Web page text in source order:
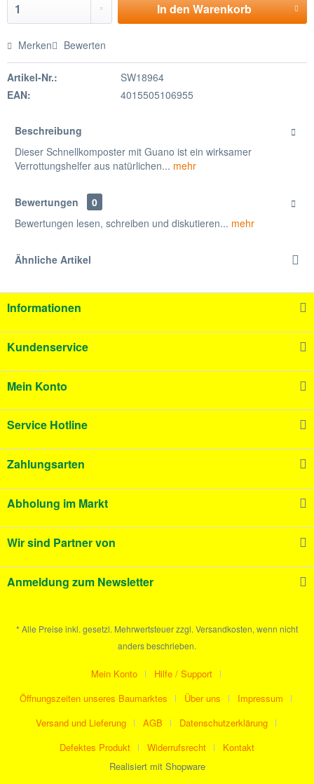
In denWarenkorb
Merken Bewerten
Artikel-Nr.:
SW18964
EAN:
4015505106955
Beschreibung
Dieser Schnellkomposter mit Guano ist ein wirksamer
Verrottungshelfer aus natürlichen... mehr
Bewertungen
0
Bewertungen lesen, schreiben und diskutieren... mehr
Ähnliche Artikel
Informationen
Kundenservice
Mein Konto
Service Hotline
Zahlungsarten
Abholung im Markt
Wir sind Partner von
Anmeldung zum Newsletter
* Alle Preise inkl. gesetzl. Mehrwertsteuer zzgl. Versandkosten, wenn nicht
anders beschrieben.
Mein Konto
Hilfe / Support
Öffnungszeiten unseres Baumarktes
Über uns
Impressum
Versand und Lieferung
AGB
Datenschutzerklärung
Defektes Produkt
Widerrufsrecht
Kontakt
Realisiert mit Shopware